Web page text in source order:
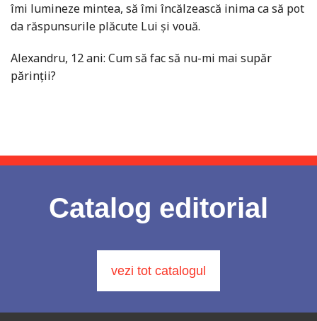
îmi lumineze mintea, să îmi încălzească inima ca să pot
da răspunsurile plăcute Lui și vouă.
Alexandru, 12 ani: Cum să fac să nu-mi mai supăr
părinții?
Catalog editorial
vezi tot catalogul